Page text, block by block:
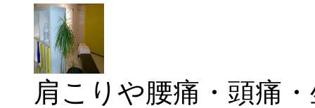
肩こりや腰痛・頭痛